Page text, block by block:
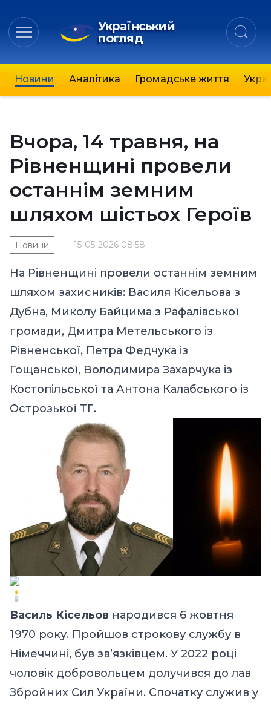
Український
погляд
Новини Аналітика Громадське життя
Вчора, 14 травня, на
Рівненщині провели
останнім земним
шляхом шістьох Героїв
15-05-2026 08:58
Новини
На Рівненщині провели останнім земним
шляхом захисників: Василя Кісельова з
Дубна, Миколу Байцима з Рафалівської
громади, Дмитра Метельського із
Рівненської, Петра Федчука із
Гощанської, Володимира Захарчука із
Костопільської та Антона Калабського із
Острозької ТГ.
Василь Кісельов народився 6 жовтня
1970 року. Пройшов строкову службу в
Німеччині, був зв’язківцем. У 2022 році
чоловік добровольцем долучився до лав
Збройних Сил України. Спочатку служив у